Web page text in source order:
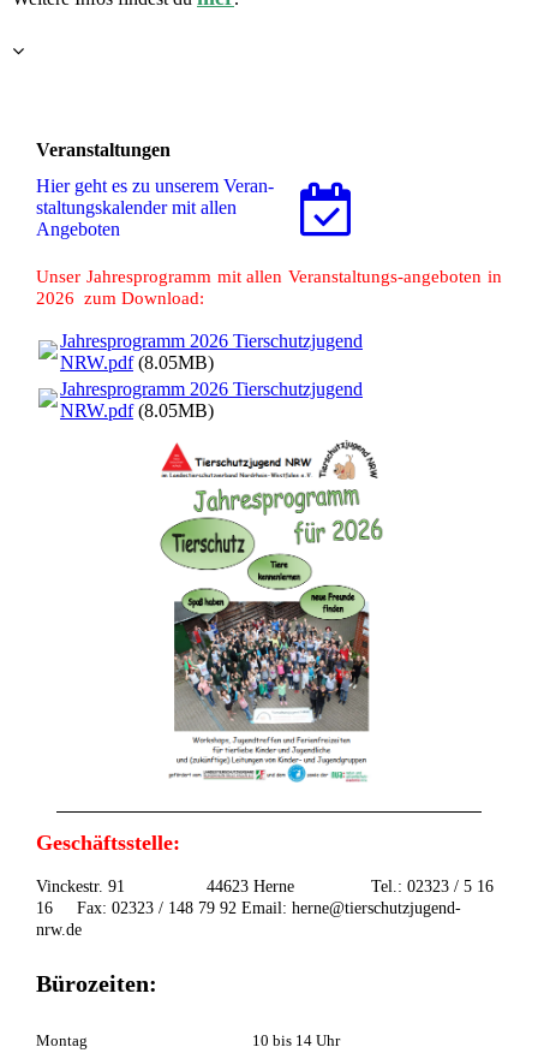
Veranstaltungen
Hier geht es zu unserem Ver­an­
stal­tungs­ka­len­der mit allen
Angeboten
Unser Jahresprogramm mit allen Veranstaltungs-angeboten in
2026 zum Download:
Jahresprogramm 2026 Tierschutzjugend
NRW.pdf(8.05MB)
Jahresprogramm 2026 Tierschutzjugend
NRW.pdf(8.05MB)
Geschäftsstelle:
Vinckestr. 91 44623 Herne Tel.: 02323 / 5 16
16 Fax: 02323 / 148 79 92 Email: herne@tierschutzjugend-
nrw.de
Bürozeiten:
Montag
10 bis 14 Uhr